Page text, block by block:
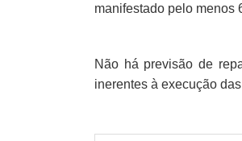
manifestado pelo menos
Não há previsão de
inerentes à execução